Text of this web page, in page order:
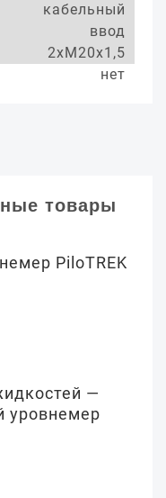
кабельный
ввод
2хМ20х1,5
нет
товары
PiloTREK
—
уровнемер